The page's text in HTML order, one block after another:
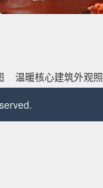
温暖核心建筑外观照